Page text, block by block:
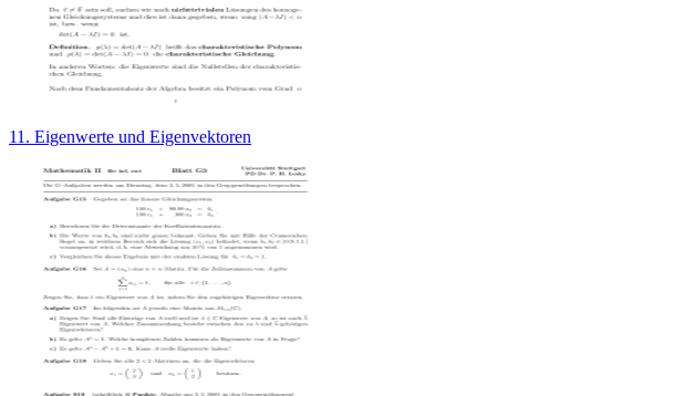
11. Eigenwerte und Eigenvektoren